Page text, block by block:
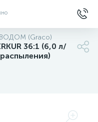
(Graco)
36:1 (6,0 л/